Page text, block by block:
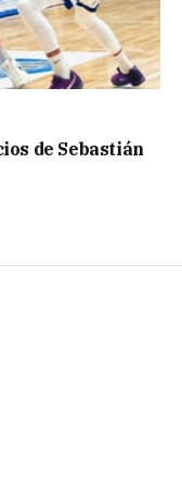
de Sebastián